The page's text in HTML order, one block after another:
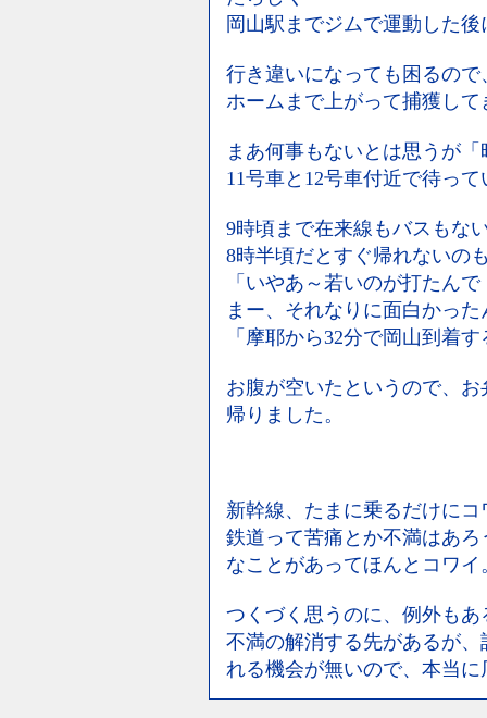
岡山駅までジムで運動した
行き違いになっても困るの
ホームまで上がって捕獲して
まあ何事もないとは思うが
11号車と12号車付近で待っ
9時頃まで在来線もバスもな
8時半頃だとすぐ帰れないの
「いやあ～若いのが打たん
まー、それなりに面白かっ
「摩耶から32分で岡山到着
お腹が空いたというので、
帰りました。
新幹線、たまに乗るだけに
鉄道って苦痛とか不満はあ
なことがあってほんとコワイ
つくづく思うのに、例外も
不満の解消する先があるが
れる機会が無いので、本当